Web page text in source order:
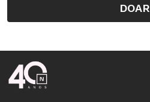
DOAR
Rodapé da Nova Escola